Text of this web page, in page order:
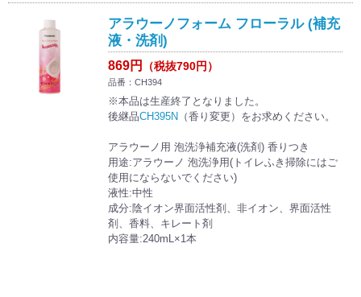
アラウーノフォーム フローラル (補充
液・洗剤)
869円 （税抜790円）
品番：CH394
※本品は生産終了となりました。
後継品CH395N （香り変更）をお求めください。
アラウーノ用 泡洗浄補充液(洗剤) 香りつき
用途:アラウーノ 泡洗浄用(トイレふき掃除にはご
使用にならないでください)
液性:中性
成分:陰イオン界面活性剤、非イオン、界面活性
剤、香料、キレート剤
内容量:240mL×1本